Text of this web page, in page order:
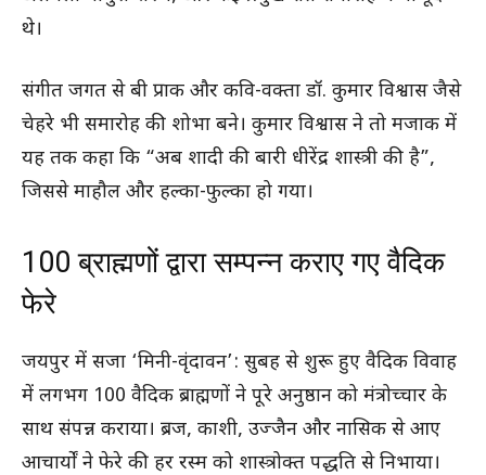
थे।
संगीत जगत से बी प्राक और कवि-वक्ता डॉ. कुमार विश्वास जैसे
चेहरे भी समारोह की शोभा बने। कुमार विश्वास ने तो मजाक में
यह तक कहा कि “अब शादी की बारी धीरेंद्र शास्त्री की है”,
जिससे माहौल और हल्का-फुल्का हो गया।
100 ब्राह्मणों द्वारा सम्पन्न कराए गए वैदिक
फेरे
जयपुर में सजा ‘मिनी-वृंदावन’: सुबह से शुरू हुए वैदिक विवाह
में लगभग 100 वैदिक ब्राह्मणों ने पूरे अनुष्ठान को मंत्रोच्चार के
साथ संपन्न कराया। ब्रज, काशी, उज्जैन और नासिक से आए
आचार्यों ने फेरे की हर रस्म को शास्त्रोक्त पद्धति से निभाया।